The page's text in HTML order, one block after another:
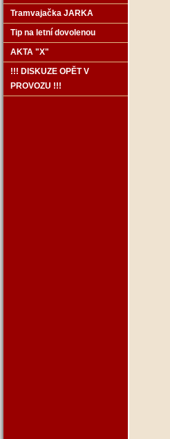
Tramvajačka JARKA
Tip na letní dovolenou
AKTA "X"
!!! DISKUZE OPĚT V
PROVOZU !!!